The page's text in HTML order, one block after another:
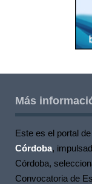
Más
Este es el portal
Córdoba,
Córdoba,
Convocatoria de